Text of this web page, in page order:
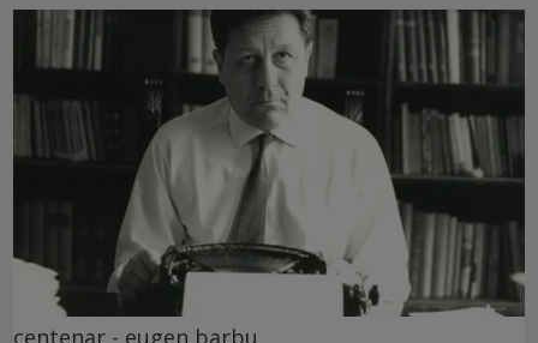
centenar - eugen barbu